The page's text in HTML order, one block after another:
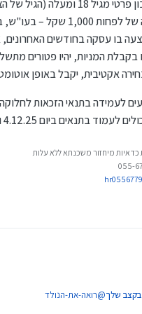
תכנים אינטראקטיביים
ובעל כרטיס אשראי או הלוואה פעילה.
הבחירה בין קבלת המניות
למכירתן, המוקדם מביניהם.
הינם בעלי חשבון
מחזיקים ביתרה של
בו עסקה בחודשים האחרונים,
המניות, יהיו פטורים
אקטיבית, יקבל באופן
בתנאים ביום 4.12.25 וליהנות מההטבה.
כדאיות מיחזור משכנתא ללא עלות
שלך@רואה-את-הנולד